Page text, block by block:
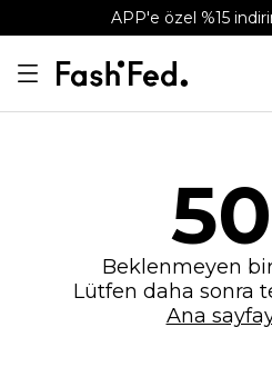
APP'e özel %15
Beklenmeyen
Lütfen daha sonra
Ana